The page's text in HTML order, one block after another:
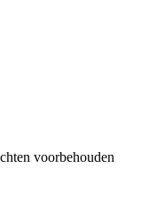
voorbehouden